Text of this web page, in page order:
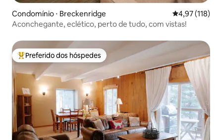
Condomínio ⋅ Breckenridge 4,97 de uma
4,97 (118)
Aconchegante, eclético, perto de tudo, com vistas!
Entre os melhores preferidos dos hóspedes
Preferido dos hóspedes